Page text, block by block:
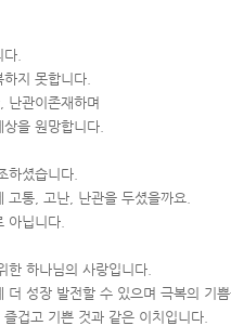
.
지 못합니다.
난관이존재하며
을 원망합니다.
하셨습니다.
고통, 고난, 난관을 두셨을까요.
아닙니다.
하나님의 사랑입니다.
성장 발전할 수 있으며 극복의 기
겁고 기쁜 것과 같은 이치입니다.